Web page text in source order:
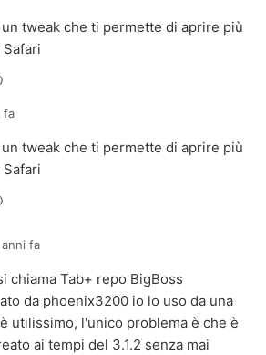
tweak che ti permette di aprire più
fa
tweak che ti permette di aprire più
anni fa
chiama Tab+ repo BigBoss
da phoenix3200 io lo uso da una
utilissimo, l'unico problema è che è
ai tempi del 3.1.2 senza mai